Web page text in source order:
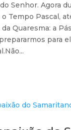
Senhor. Agora
o Tempo Pascal,
Quaresma: a
para